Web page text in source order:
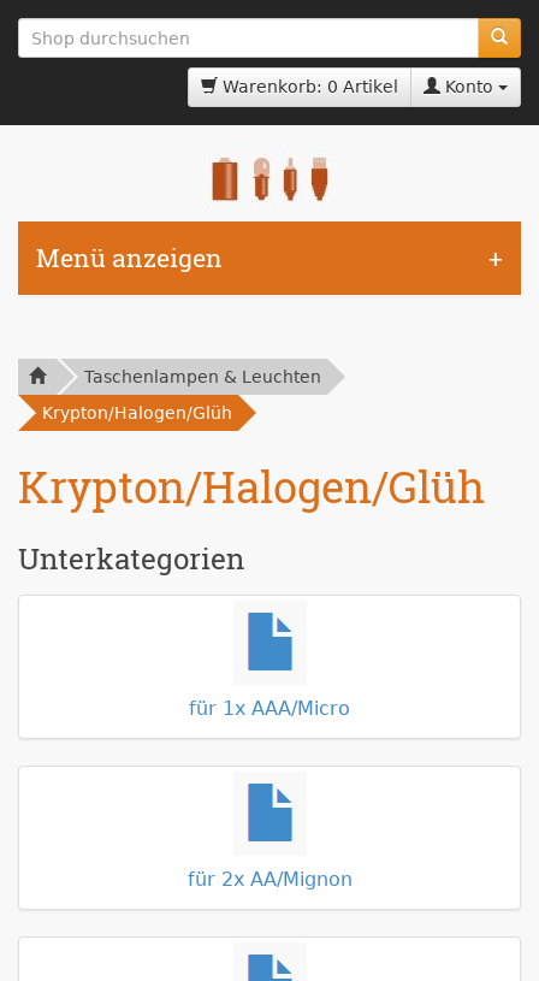
zum
Hauptinhalt
Warenkorb: 0 Artikel Konto
Menü anzeigen
Taschenlampen & Leuchten
Krypton/Halogen/Glüh
Krypton/Halogen/Glüh
Unterkategorien
für 1x AAA/Micro
für 2x AA/Mignon